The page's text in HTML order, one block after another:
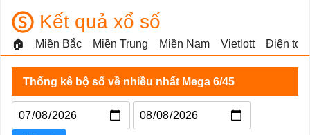
Kết quả xổ số
🏠 Miền Bắc Miền Trung Miền Nam Vietlott Điện
Thống kê bộ số về nhiều nhất Mega 6/45